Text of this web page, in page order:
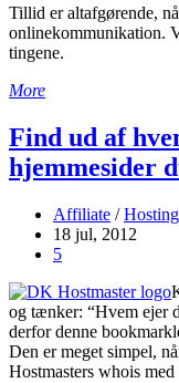
Tillid er altafgørende,
onlinekommunikation.
tingene.
More
Find ud af
hjemmesider
Affiliate /Hosting
18 jul, 2012
5
og tænker: “Hvem ejer
derfor denne
Den er meget simpel,
Hostmasters whois